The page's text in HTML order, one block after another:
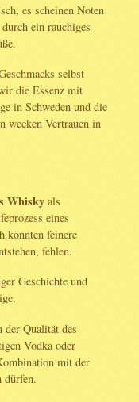
es scheinen Noten
ein rauchiges
selbst
die Essenz mit
in Schweden und die
wecken Vertrauen in
Whisky als
eines
könnten feinere
fehlen.
Geschichte und
der Qualität des
Vodka oder
mit der
dürfen.